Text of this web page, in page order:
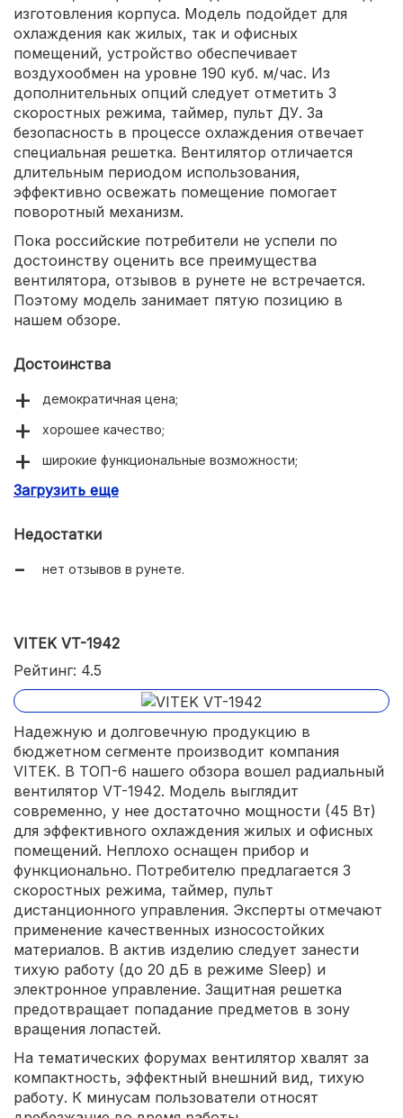
изготовления корпуса. Модель подойдет для
охлаждения как жилых, так и офисных
помещений, устройство обеспечивает
воздухообмен на уровне 190 куб. м/час. Из
дополнительных опций следует отметить 3
скоростных режима, таймер, пульт ДУ. За
безопасность в процессе охлаждения отвечает
специальная решетка. Вентилятор отличается
длительным периодом использования,
эффективно освежать помещение помогает
поворотный механизм.
Пока российские потребители не успели по
достоинству оценить все преимущества
вентилятора, отзывов в рунете не встречается.
Поэтому модель занимает пятую позицию в
нашем обзоре.
Достоинства
демократичная цена;
хорошее качество;
широкие функциональные возможности;
удобное управление.
Загрузить еще
Недостатки
нет отзывов в рунете.
VITEK VT-1942
Рейтинг: 4.5
Надежную и долговечную продукцию в
бюджетном сегменте производит компания
VITEK. В ТОП-6 нашего обзора вошел радиальный
вентилятор VT-1942. Модель выглядит
современно, у нее достаточно мощности (45 Вт)
для эффективного охлаждения жилых и офисных
помещений. Неплохо оснащен прибор и
функционально. Потребителю предлагается 3
скоростных режима, таймер, пульт
дистанционного управления. Эксперты отмечают
применение качественных износостойких
материалов. В актив изделию следует занести
тихую работу (до 20 дБ в режиме Sleep) и
электронное управление. Защитная решетка
предотвращает попадание предметов в зону
вращения лопастей.
На тематических форумах вентилятор хвалят за
компактность, эффектный внешний вид, тихую
работу. К минусам пользователи относят